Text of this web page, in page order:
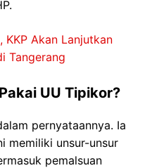
KKP Akan Lanjutkan
Tangerang
UU Tipikor?
pernyataannya. Ia
memiliki unsur-unsur
pemalsuan